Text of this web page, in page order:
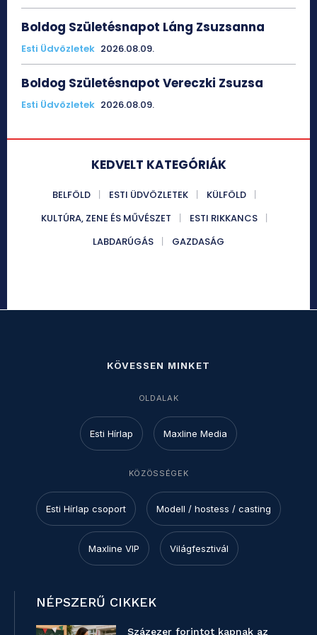
Boldog Születésnapot Láng Zsuzsanna
Esti Üdvözletek 2026.08.09.
Boldog Születésnapot Vereczki Zsuzsa
Esti Üdvözletek 2026.08.09.
KEDVELT KATEGÓRIÁK
BELFÖLD ESTI ÜDVÖZLETEK
KÜLFÖLD
KULTÚRA, ZENE ÉS MŰVÉSZET
ESTI RIKKANCS
LABDARÚGÁS
GAZDASÁG
KÖVESSEN MINKET
OLDALAK
Esti Hírlap Maxline Media
KÖZÖSSÉGEK
Esti Hírlap csoport Modell / hostess / casting
Maxline VIP Világfesztivál
NÉPSZERŰ CIKKEK
Százezer forintot kapnak az